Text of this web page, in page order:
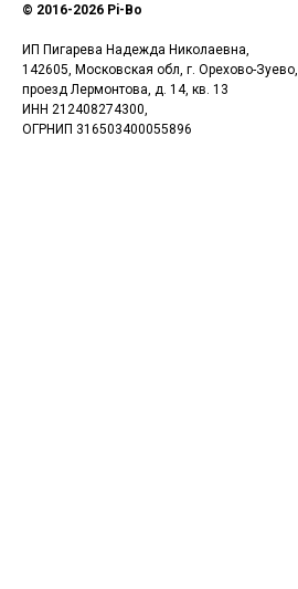
© 2016-2026 Pi-Bo
ИП Пигарева Надежда Николаевна,
142605, Московская обл, г. Орехово-Зуево,
проезд Лермонтова, д. 14, кв. 13
ИНН 212408274300,
ОГРНИП 316503400055896